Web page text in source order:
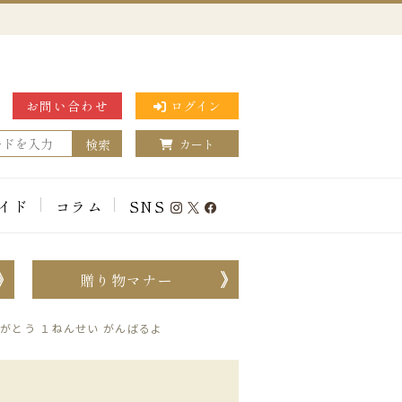
お問い合わせ ログイン
検索 カート
ド コラム SNS
贈り物マナー
とう １ねんせい がんばるよ